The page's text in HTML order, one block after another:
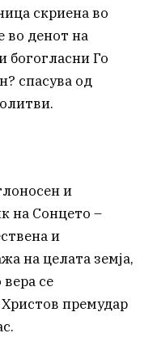
скриена во
во денот на
богогласни Го
спасува од
и
на Сонцето –
и
на целата земја,
се
премудар